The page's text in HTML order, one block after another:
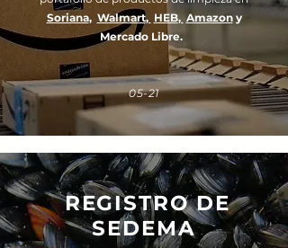
Soriana, Walmart, HEB, Amazony
Mercado Libre.
05-21
REGISTRO DE
SEDEMA